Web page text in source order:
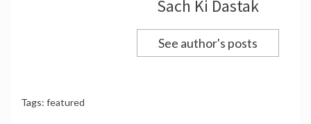
Sach Ki Dastak
See author's posts
Tags: featured